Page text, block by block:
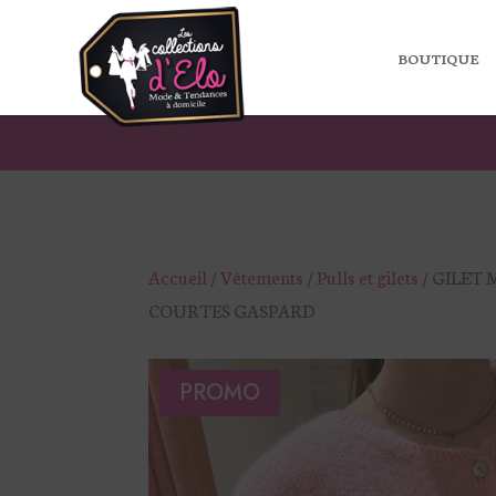
BOUTIQUE
Accueil /Vêtements / Pulls et gilets / GILET
COURTES GASPARD
PROMO